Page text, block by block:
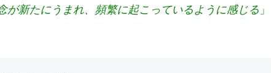
が新たにうまれ、頻繁に起こっているように感じる 」